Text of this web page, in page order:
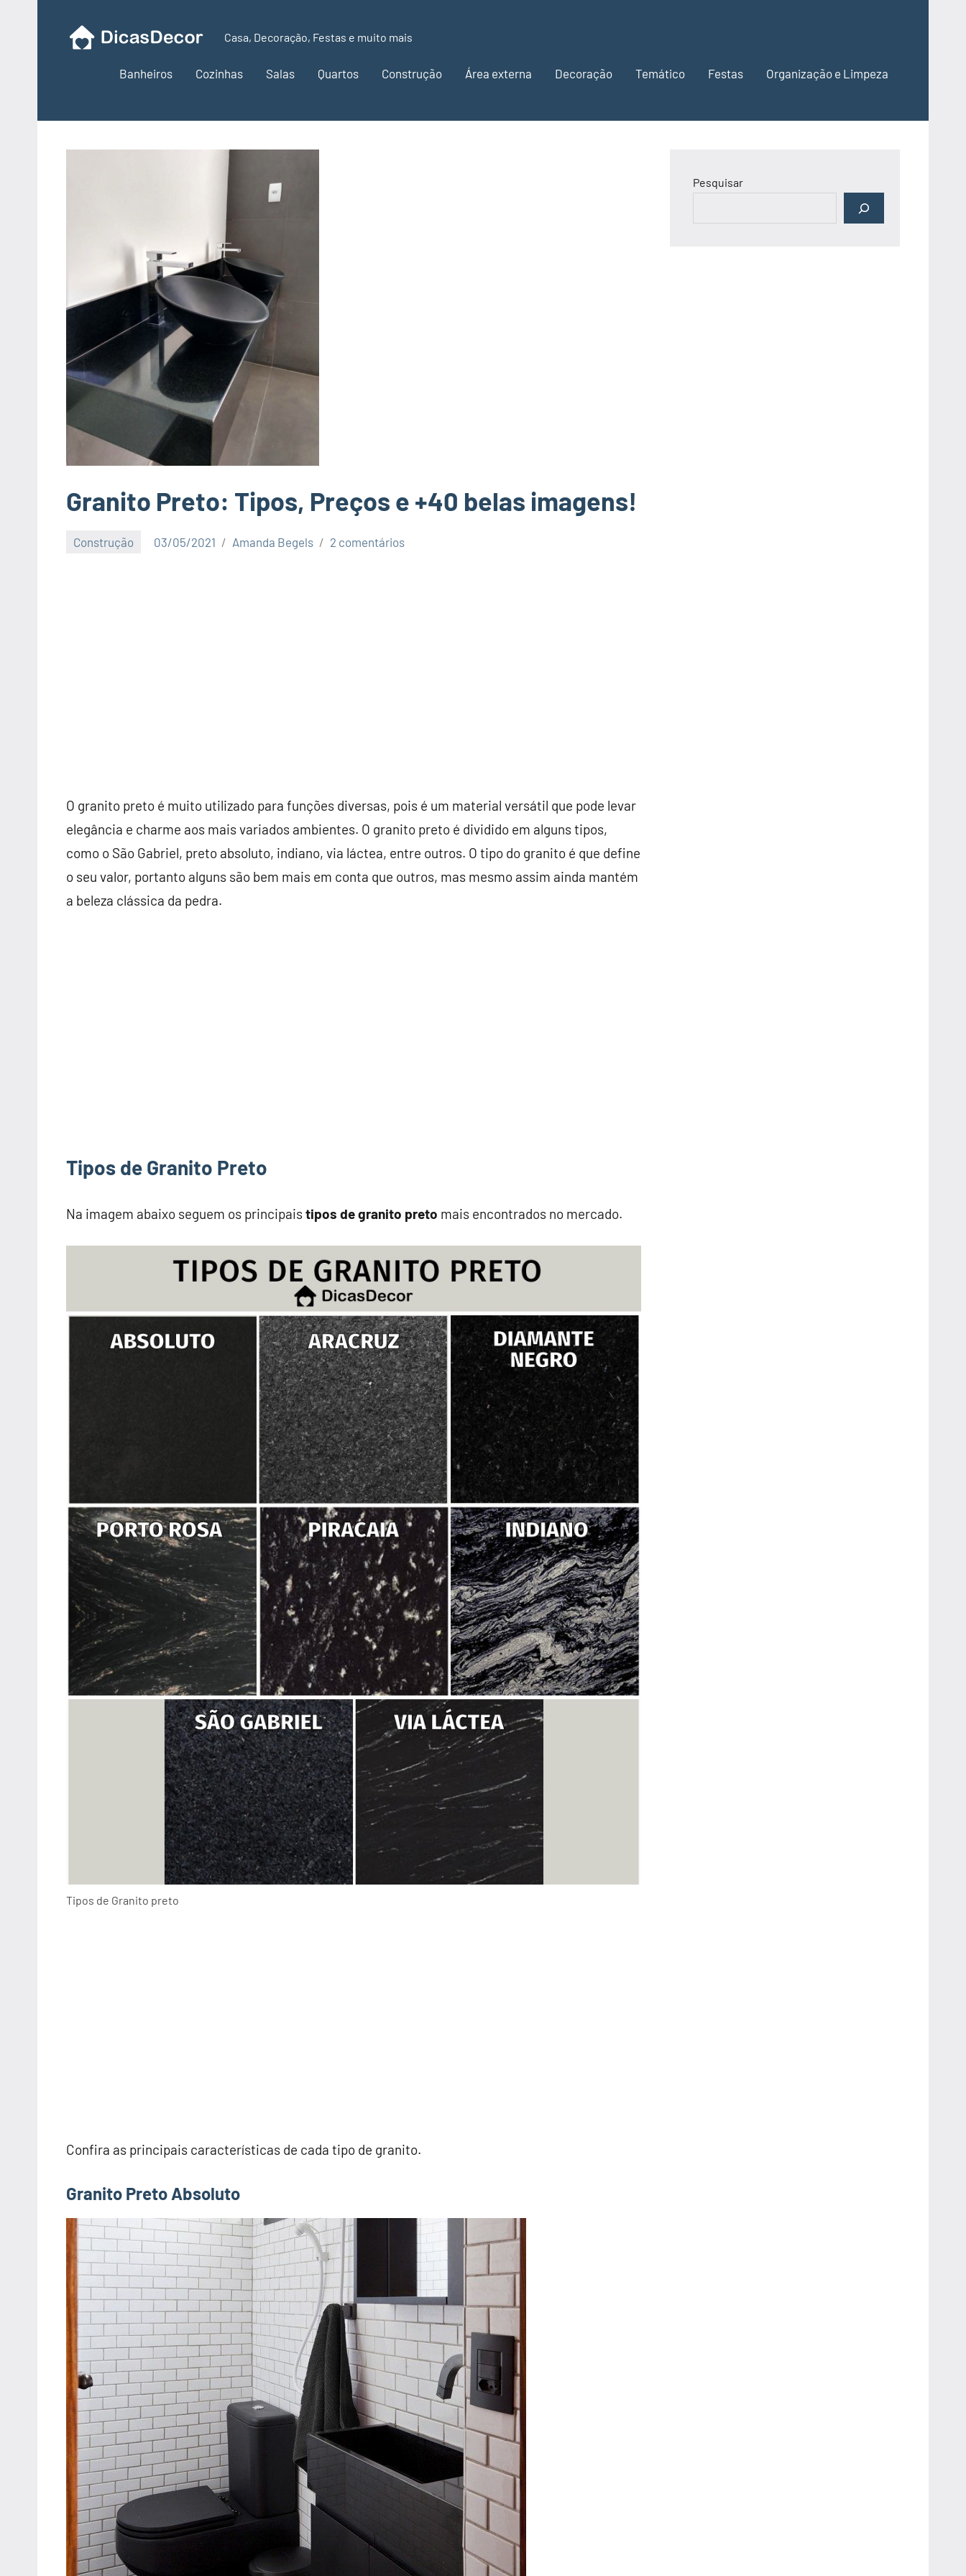
Casa, Decoração, Festas e muito mais
Banheiros Cozinhas Salas Quartos Construção Área externa Decoração Temático Festas Organização e Limpeza
Granito Preto: Tipos, Preços e +40 belas imagens!
Construção 03/05/2021 Amanda Begels 2 comentários
O granito preto é muito utilizado para funções diversas, pois é um material versátil que pode levar
elegância e charme aos mais variados ambientes. O granito preto é dividido em alguns tipos,
como o São Gabriel, preto absoluto, indiano, via láctea, entre outros. O tipo do granito é que define
o seu valor, portanto alguns são bem mais em conta que outros, mas mesmo assim ainda mantém
a beleza clássica da pedra.
Tipos de Granito Preto
Na imagem abaixo seguem os principaistipos de granito preto mais encontrados no mercado.
Tipos de Granito preto
Confira as principais características de cada tipo de granito.
Granito Preto Absoluto
Pesquisar